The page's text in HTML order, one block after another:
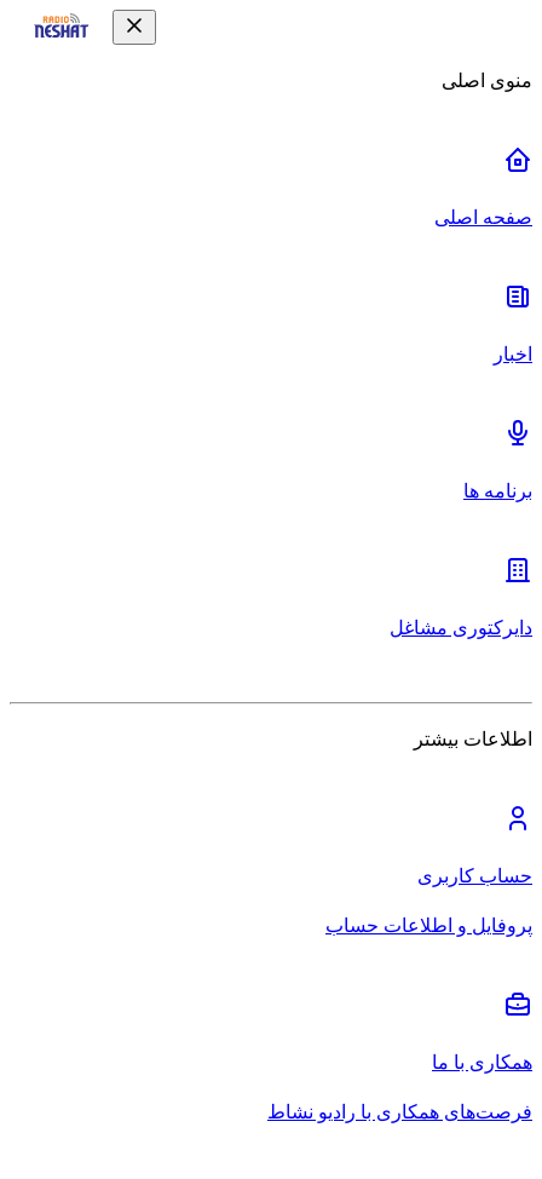
منوی اصلی
صفحه اصلی
اخبار
برنامه ها
دایرکتوری مشاغل
اطلاعات بیشتر
حساب کاربری
پروفایل و اطلاعات حساب
همکاری با ما
فرصت‌های همکاری با رادیو نشاط